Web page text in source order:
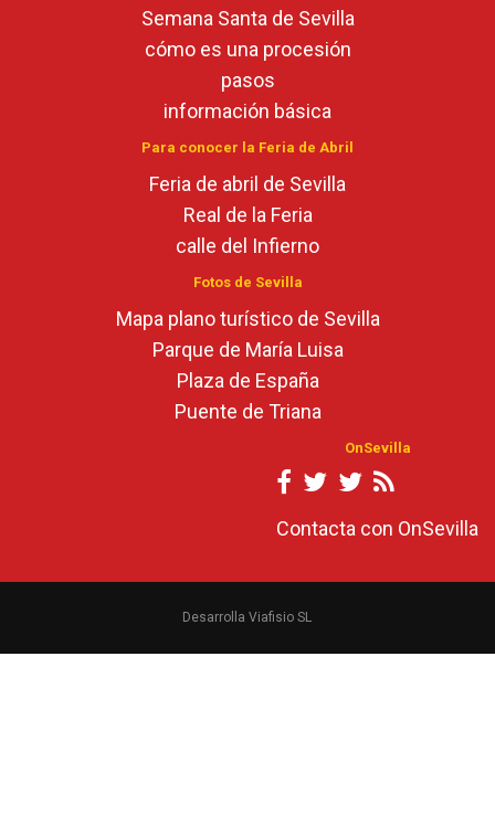
Semana Santa de Sevilla
cómo es una procesión
pasos
información básica
Para conocer la Feria de Abril
Feria de abril de Sevilla
Real de la Feria
calle del Infierno
Fotos de Sevilla
Mapa plano turístico de Sevilla
Parque de María Luisa
Plaza de España
Puente de Triana
OnSevilla
Contacta con OnSevilla
Desarrolla Viafisio SL